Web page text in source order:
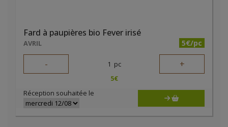
Fard à paupières bio Fever irisé
AVRIL 5€/pc
- 1 pc +
5€
Réception souhaitée le